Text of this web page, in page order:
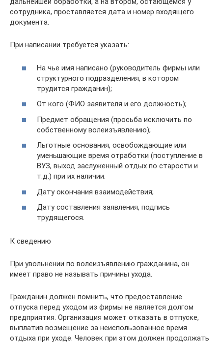
сотрудника, проставляется дата и номер входящего
документа.
При написании требуется указать:
На чье имя написано (руководитель фирмы или
структурного подразделения, в котором
трудится гражданин);
От кого (ФИО заявителя и его должность);
Предмет обращения (просьба исключить по
собственному волеизъявлению);
Льготные основания, освобождающие или
уменьшающие время отработки (поступление в
ВУЗ, выход заслуженный отдых по старости и
т.д.) при их наличии.
Дату окончания взаимодействия;
Дату составления заявления, подпись
трудящегося.
К сведению
При увольнении по волеизъявлению гражданина, он
имеет право не называть причины ухода.
Гражданин должен помнить, что предоставление
отпуска перед уходом из фирмы не является долгом
предприятия. Организация может отказать в отпуске,
выплатив возмещение за неиспользованное время
отдыха при уходе. Человек при этом должен продолжать